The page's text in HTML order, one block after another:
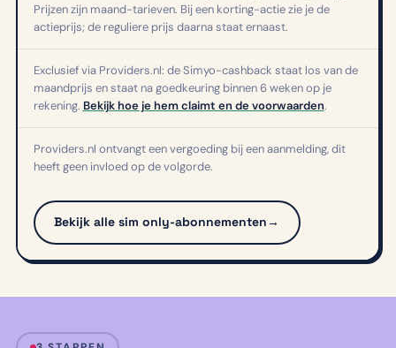
Prijzen zijn maand-tarieven. Bij een korting-actie zie je de
actieprijs; de reguliere prijs daarna staat ernaast.
Exclusief via Providers.nl: de Simyo-cashback staat los van de
maandprijs en staat na goedkeuring binnen 6 weken op je
rekening. Bekijk hoe je hem claimt en de voorwaarden.
Providers.nl ontvangt een vergoeding bij een aanmelding, dit
heeft geen invloed op de volgorde.
Bekijk alle sim only-abonnementen→